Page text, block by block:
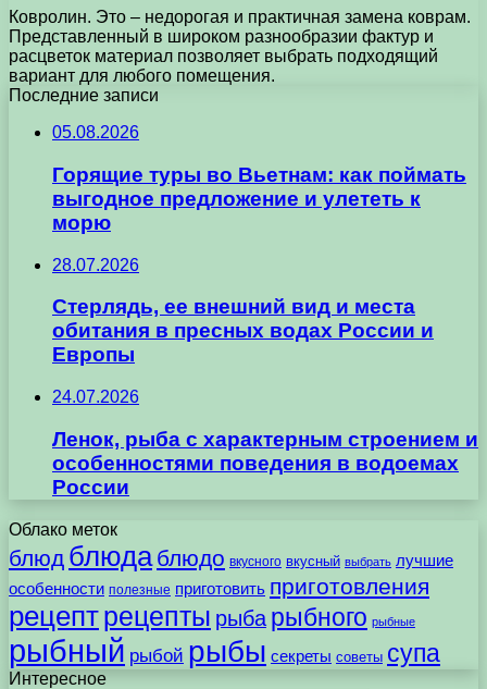
Ковролин. Это – недорогая и практичная замена коврам.
Представленный в широком разнообразии фактур и
расцветок материал позволяет выбрать подходящий
вариант для любого помещения.
Последние записи
05.08.2026
Горящие туры во Вьетнам: как поймать
выгодное предложение и улететь к
морю
28.07.2026
Стерлядь, ее внешний вид и места
обитания в пресных водах России и
Европы
24.07.2026
Ленок, рыба с характерным строением и
особенностями поведения в водоемах
России
Облако меток
блюд блюда блюдо вкусного вкусный выбрать лучшие
особенности полезные приготовить приготовления
рецептрецепты рыба рыбного рыбные
рыбный рыбой рыбы секреты советы супа
Интересное